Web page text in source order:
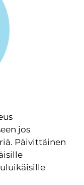
jos
Päivittäinen